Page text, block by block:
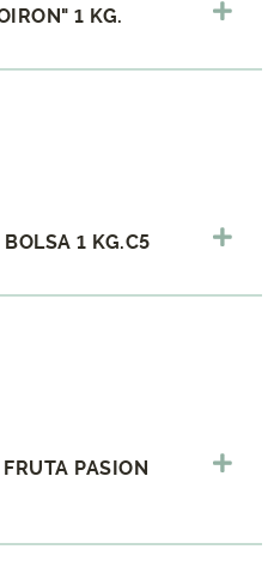
1 KG.
1 KG.C5
PASION